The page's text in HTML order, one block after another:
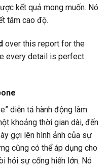
kết quả mong muốn. Nó
tâm cao độ.
over this report for the
every detail is perfect
diễn tả hành động làm
khoảng thời gian dài, đến
gợi lên hình ảnh của sự
cũng có thể áp dụng cho
hỏi sự cống hiến lớn. Nó